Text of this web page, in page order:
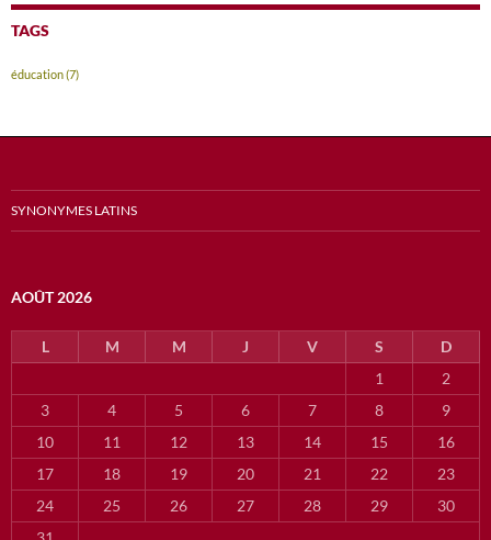
TAGS
éducation(7)
SYNONYMES LATINS
AOÛT 2026
L M M J V S
D
1
2
3
4 5 6 7 8
9
10
11 12 13 14 15
16
17
18 19 20 21 22
23
24
25 26 27 28 29
30